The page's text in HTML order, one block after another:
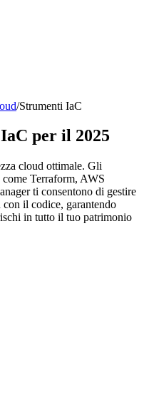
/Strumenti IaC
per il 2025
cloud ottimale. Gli
Terraform, AWS
ti consentono di gestire
il codice, garantendo
in tutto il tuo patrimonio